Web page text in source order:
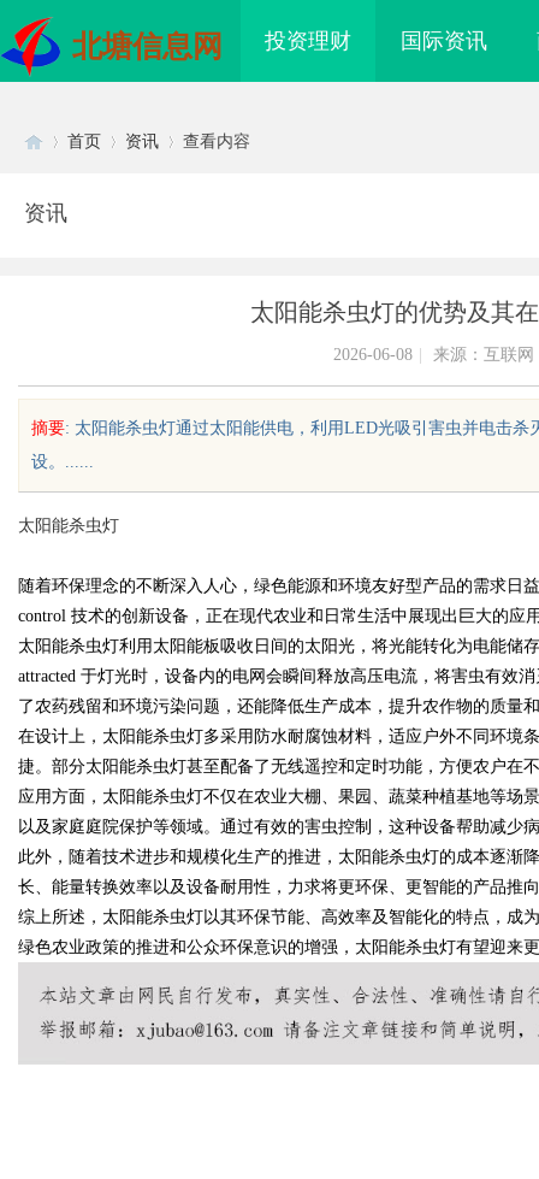
北塘信息网 投资理财 国际资讯
uz
!
首页 资讯 查看内容
资讯
太阳能杀虫灯的优势及其
2026-06-08 来源：互联网
摘要: 太阳能杀虫灯通过太阳能供电，利用LED光吸引害虫并电击
设。......
太阳能杀虫灯
随着环保理念的不断深入人心，绿色能源和环境友好型产品的需求日
control 技术的创新设备，正在现代农业和日常生活中展现出巨大的应
太阳能杀虫灯利用太阳能板吸收日间的太阳光，将光能转化为电能储
attracted 于灯光时，设备内的电网会瞬间释放高压电流，将害虫有效
了农药残留和环境污染问题，还能降低生产成本，提升农作物的质量
在设计上，太阳能杀虫灯多采用防水耐腐蚀材料，适应户外不同环境
捷。部分太阳能杀虫灯甚至配备了无线遥控和定时功能，方便农户在
应用方面，太阳能杀虫灯不仅在农业大棚、果园、蔬菜种植基地等场
以及家庭庭院保护等领域。通过有效的害虫控制，这种设备帮助减少
此外，随着技术进步和规模化生产的推进，太阳能杀虫灯的成本逐渐
长、能量转换效率以及设备耐用性，力求将更环保、更智能的产品推
综上所述，太阳能杀虫灯以其环保节能、高效率及智能化的特点，成
绿色农业政策的推进和公众环保意识的增强，太阳能杀虫灯有望迎来
配眼镜
花钱，ai却天天给他免费派单？